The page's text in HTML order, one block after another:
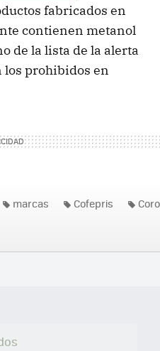
fabricados en
contienen metanol
de la lista de la alerta
los prohibidos en
marcas Cofepris